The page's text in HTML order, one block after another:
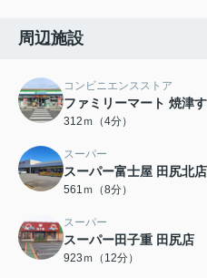
周辺施設
コンビニエンスストア
ファミリーマート 焼津
312ｍ（4分）
スーパー
スーパー富士屋 田尻北店
561ｍ（8分）
スーパー
スーパー田子重 田尻店
923ｍ（12分）